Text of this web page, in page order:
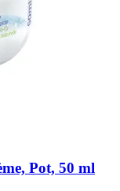
Pot, 50 ml